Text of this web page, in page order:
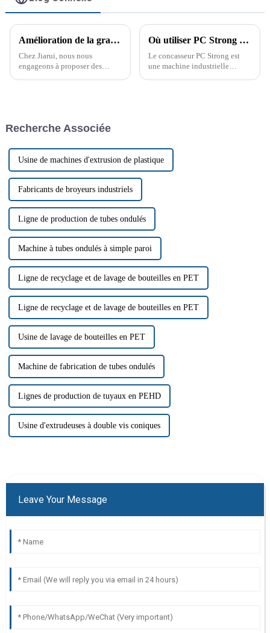
Amélioration de la granulation du PET grâce à la ligne de granulation PET de Jiarui
Chez Jiarui, nous nous
engageons à proposer des
Où utiliser PC Strong Crusher ? Guide complet
Le concasseur PC Strong est
une machine industrielle
Recherche Associée
Usine de machines d'extrusion de plastique
Fabricants de broyeurs industriels
Ligne de production de tubes ondulés
Machine à tubes ondulés à simple paroi
Ligne de recyclage et de lavage de bouteilles en PET
Ligne de recyclage et de lavage de bouteilles en PET
Usine de lavage de bouteilles en PET
Machine de fabrication de tubes ondulés
Lignes de production de tuyaux en PEHD
Usine d'extrudeuses à double vis coniques
Leave Your Message